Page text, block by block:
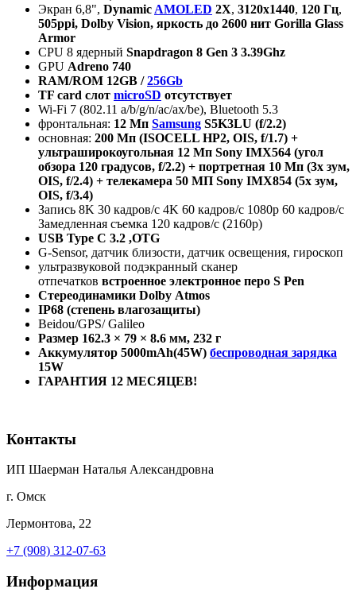
Экран 6,8", Dynamic AMOLED 2X, 3120х1440, 120 Гц,
505ppi, Dolby Vision, яркость до 2600 нит Gorilla Glass
Armor
CPU 8 ядерный Snapdragon 8 Gen 3 3.39Ghz
GPU Adreno 740
RAM/ROM 12GB /256Gb
TF card слот microSD отсутствует
Wi-Fi 7 (802.11 a/b/g/n/ac/ax/be), Bluetooth 5.3
фронтальная: 12 Мп Samsung S5K3LU (f/2.2)
основная: 200 Мп (ISOCELL HP2, OIS, f/1.7) +
ультраширокоугольная 12 Мп Sony IMX564 (угол
обзора 120 градусов, f/2.2) + портретная 10 Мп (3х зум,
OIS, f/2.4) + телекамера 50 МП Sony IMX854 (5х зум,
OIS, f/3.4)
Запись 8K 30 кадров/c 4K 60 кадров/c 1080p 60 кадров/c
Замедленная съемка 120 кадров/c (2160p)
USB Type C 3.2 ,OTG
G-Sensor, датчик близости, датчик освещения, гироскоп
ультразвуковой подэкранный сканер
отпечатков встроенное электронное перо S Pen
Стереодинамики Dolby Atmos
IP68 (степень влагозащиты)
Beidou/GPS/ Galileo
Размер 162.3 × 79 × 8.6 мм, 232 г
Аккумулятор 5000mAh(45W) беспроводная зарядка
15W
ГАРАНТИЯ 12 МЕСЯЦЕВ!
Контакты
ИП Шаерман Наталья Александровна
г. Омск
Лермонтова, 22
+7 (908) 312-07-63
Информация